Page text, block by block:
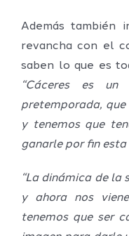
Además también
revancha con el
saben lo que es
“Cáceres es
pretemporada,
y tenemos que
ganarle por fin
“La dinámica de la
y ahora nos
tenemos que ser